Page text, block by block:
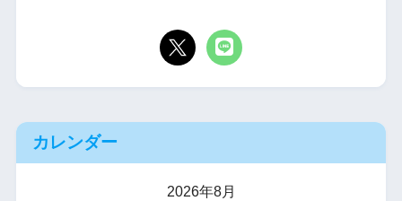
カレンダー
2026年8月